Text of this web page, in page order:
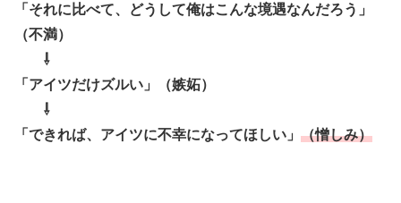
「それに比べて、どうして俺はこんな境遇なんだろう」
（不満）
⇩
「アイツだけズルい」（嫉妬）
⇩
「できれば、アイツに不幸になってほしい」 （憎しみ）